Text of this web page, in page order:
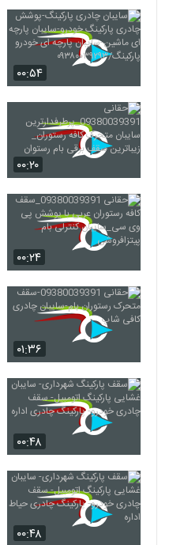
۰۰:۵۴
۰۰:۲۰
۰۰:۲۴
۰۱:۳۶
۰۰:۴۸
۰۰:۴۸